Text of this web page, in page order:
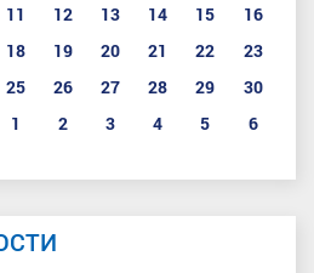
11 12 13 14 15
16
18 19 20 21 22
23
25 26 27 28 29
30
1 2 3 4 5 6